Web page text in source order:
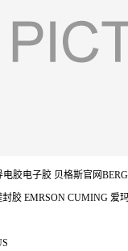
胶电子胶 贝格斯官网
胶 EMRSON CUMING 爱